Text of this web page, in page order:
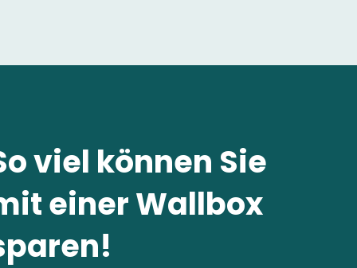
viel können Sie
einer Wallbox